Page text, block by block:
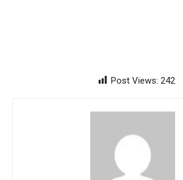
Post Views: 242